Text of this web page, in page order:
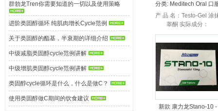
群勃龙Tren你需要知道的一切以及使用策略
进阶类固醇循环 纯肌肉增长Cycle范例
关于类固醇的酯基，半衰期的详细介绍
中级减脂类固醇cycle范例讲解
中级增肌类固醇cycle范例讲解
类固醇cycle循环是什么，什么是做C？
使用类固醇做C期间的饮食建议
分类: Meditech Oral 口
产 品 名：Testo-Gel 涂
睾酮 实际成分：
Testosterone 1% gel 生
产 商：Meditech医药科
技 产品规格...
新款 康力龙Stano-10 -